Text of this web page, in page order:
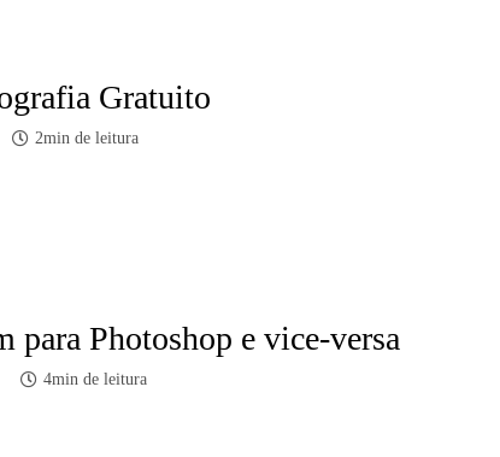
Gratuito
2min de leitura
para Photoshop e vice-versa
4min de leitura